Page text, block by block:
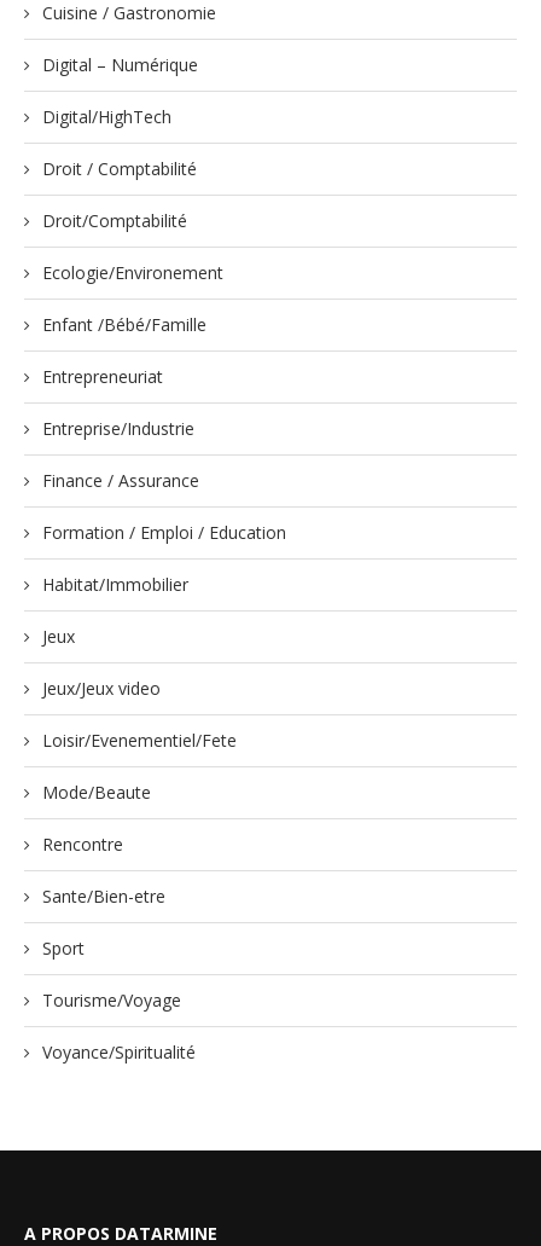
Cuisine / Gastronomie
Digital – Numérique
Digital/HighTech
Droit / Comptabilité
Droit/Comptabilité
Ecologie/Environement
Enfant /Bébé/Famille
Entrepreneuriat
Entreprise/Industrie
Finance / Assurance
Formation / Emploi / Education
Habitat/Immobilier
Jeux
Jeux/Jeux video
Loisir/Evenementiel/Fete
Mode/Beaute
Rencontre
Sante/Bien-etre
Sport
Tourisme/Voyage
Voyance/Spiritualité
A PROPOS DATARMINE